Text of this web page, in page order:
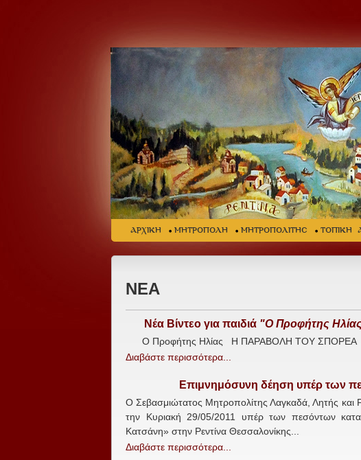
ΑΡΧΙΚΗ ΜΗΤΡΟΠΟΛΗ ΜΗΤΡΟΠΟΛΙΤΗΣ ΤΟΠΙΚΗ
ΝΕΑ
Νέα Βίντεο για παιδιά "Ο Προφήτης
Ο Προφήτης Ηλίας Η ΠΑΡΑΒΟΛΗ ΤΟΥ ΣΠΟΡΕΑ
Διαβάστε περισσότερα...
Επιμνημόσυνη δέηση υπέρ των
Ο Σεβασμιώτατος Μητροπολίτης Λαγκαδά, Λητής και
την Κυριακή 29/05/2011 υπέρ των πεσόντων
Κατσάνη» στην Ρεντίνα Θεσσαλονίκης...
Διαβάστε περισσότερα...